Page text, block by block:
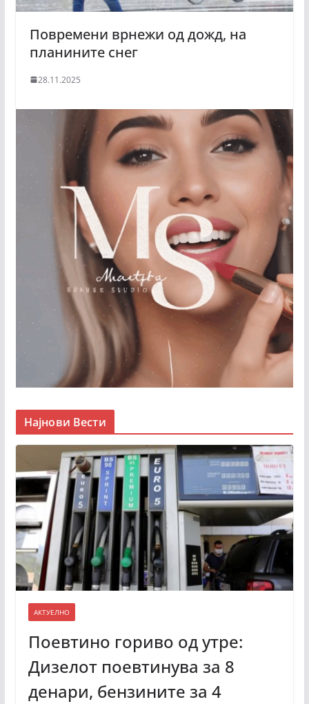
Повремени врнежи од дожд, на
планините снег
28.11.2025
Најнови Вести
АКТУЕЛНО
Поевтино гориво од утре:
Дизелот поевтинува за 8
денари, бензините за 4